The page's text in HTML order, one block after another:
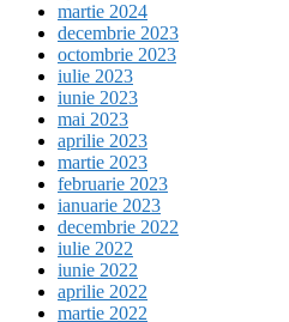
martie 2024
decembrie 2023
octombrie 2023
iulie 2023
iunie 2023
mai 2023
aprilie 2023
martie 2023
februarie 2023
ianuarie 2023
decembrie 2022
iulie 2022
iunie 2022
aprilie 2022
martie 2022